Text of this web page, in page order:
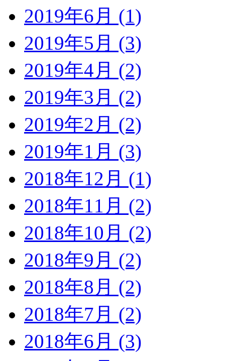
2019年6月 (1)
2019年5月 (3)
2019年4月 (2)
2019年3月 (2)
2019年2月 (2)
2019年1月 (3)
2018年12月 (1)
2018年11月 (2)
2018年10月 (2)
2018年9月 (2)
2018年8月 (2)
2018年7月 (2)
2018年6月 (3)